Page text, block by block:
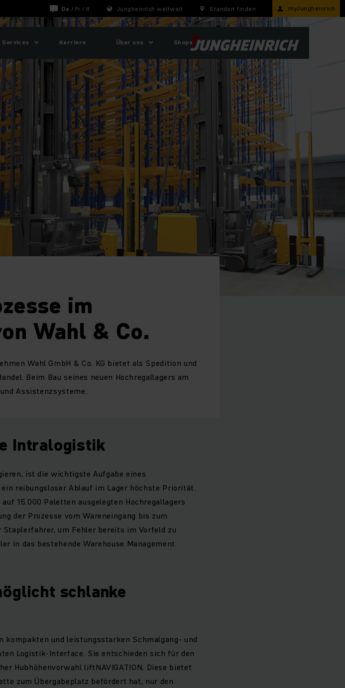
De / Fr / It Jungheinrich weltweit Standort finden myJungheinrich
Services Karriere Über uns Shops
im
Wahl & Co.
Wahl GmbH & Co. KG bietet als Spedition und
Beim Bau seines neuen Hochregallagers am
Assistenzsysteme.
Intralogistik
ist die wichtigste Aufgabe eines
reibungsloser Ablauf im Lager höchste Priorität.
15.000 Paletten ausgelegten Hochregallagers
der Prozesse vom Wareneingang bis zum
um Fehler bereits im Vorfeld zu
in das bestehende Warehouse Management
schlanke
kompakten und leistungsstarken Schmalgang- und
Logistik-Interface. Sie entschieden sich für den
Hubhöhenvorwahl liftNAVIGATION. Diese bietet
zum Übergabeplatz befördert hat, nur den